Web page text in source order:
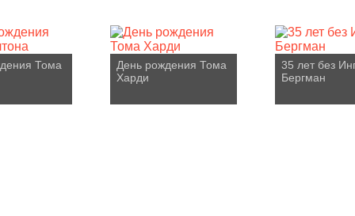
Тома
День рождения Тома
Харди
35 лет без
Бергман